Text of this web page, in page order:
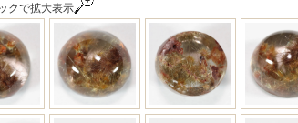
クで拡大表示